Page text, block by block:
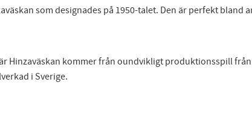
som designades på 1950-talet. Den är perfekt
Hinzaväskan kommer från oundvikligt produktionsspill
i Sverige.